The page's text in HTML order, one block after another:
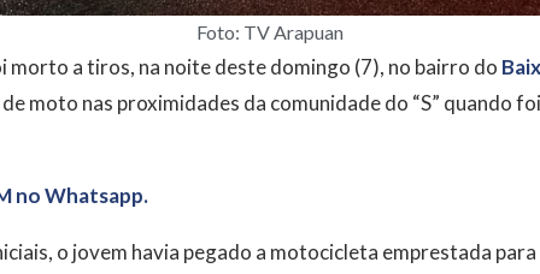
Foto: TV Arapuan
morto a tiros, na noite deste domingo (7), no bairro do
moto nas proximidades da comunidade do “S” quando
no Whatsapp.
o jovem havia pegado a motocicleta emprestada